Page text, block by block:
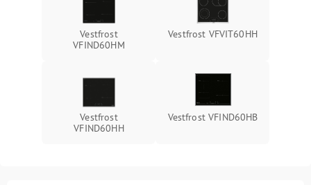
Vestfrost
VFIND60HM
Vestfrost VFVIT60HH
Vestfrost
VFIND60HH
Vestfrost VFIND60HB